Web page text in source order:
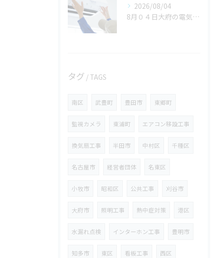
2026/08/04
8月０４日大府の電気屋volts日記。名古屋居市ご依頼いただきありがとうございました。
タグ TAGS
南区 武豊町 豊田市 東郷町
監視カメラ 東浦町 エアコン移設工事
換気扇工事 半田市 中村区 千種区
名古屋市 経営者団体 名東区
小牧市 昭和区 公共工事 刈谷市
大府市 照明工事 熱中症対策 港区
水漏れ点検 インターホン工事 豊明市
知多市 東区 看板工事 西区